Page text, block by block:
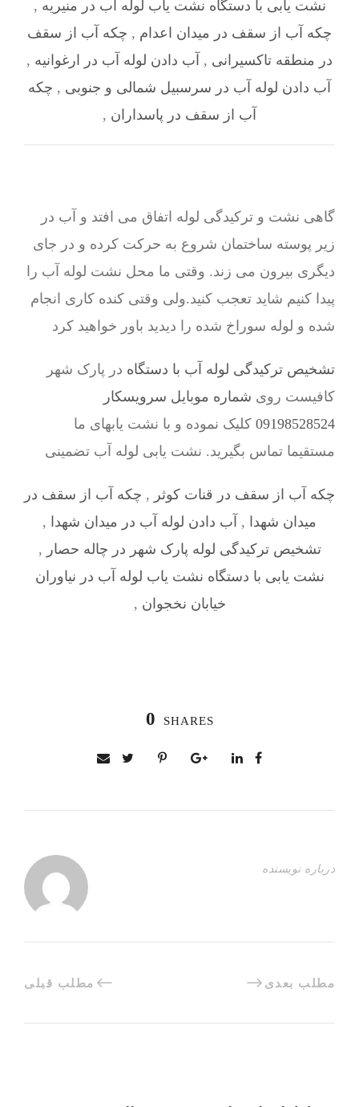
نشت یابی با دستگاه نشت یاب لوله آب در منیریه ,
چکه آب از سقف در میدان اعدام , چکه آب از سقف
در منطقه تاکسیرانی , آب دادن لوله آب در ارغوانیه ,
آب دادن لوله آب در سرسبیل شمالی و جنوبی , چکه
آب از سقف در پاسداران ,
گاهی نشت و ترکیدگی لوله اتفاق می افتد و آب در
زیر پوسته ساختمان شروع به حرکت کرده و در جای
دیگری بیرون می زند. وقتی ما محل نشت لوله آب را
پیدا کنیم شاید تعجب کنید.ولی وقتی کنده کاری انجام
شده و لوله سوراخ شده را دیدید باور خواهید کرد
تشخیص ترکیدگی لوله آب با دستگاه در پارک شهر
کافیست روی شماره موبایل سرویسکار
09198528524 کلیک نموده و با نشت یابهای ما
مستقیما تماس بگیرید. نشت یابی لوله آب تضمینی
چکه آب از سقف در قنات کوثر , چکه آب از سقف در
میدان شهدا , آب دادن لوله آب در میدان شهدا ,
تشخیص ترکیدگی لوله پارک شهر در چاله حصار ,
نشت یابی با دستگاه نشت یاب لوله آب در نیاوران
خیابان نخجوان ,
0 SHARES
درباره نویسنده
مطلب قبلی مطلب بعدی